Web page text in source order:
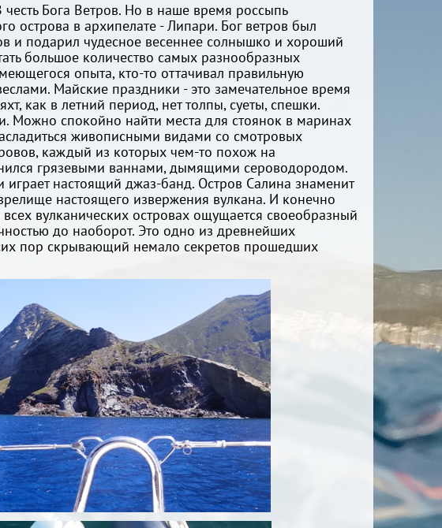
Бога Ветров. Но в наше время россыпь
острова в архипелате - Липари. Бог ветров был
и подарил чудесное весеннее солнышко и хороший
большое количество самых разнообразных
опыта, кто-то оттачивал правильную
Майские праздники - это замечательное время
как в летний период, нет толпы, суеты, спешки.
Можно спокойно найти места для стоянок в маринах
живописными видами со смотровых
каждый из которых чем-то похож на
грязевыми ваннами, дымящими сероводородом.
настоящий джаз-банд. Остров Салина знаменит
настоящего извержения вулкана. И конечно
вулканических островах ощущается своеобразный
до наоборот. Это одно из древнейших
пор скрывающий немало секретов прошедших